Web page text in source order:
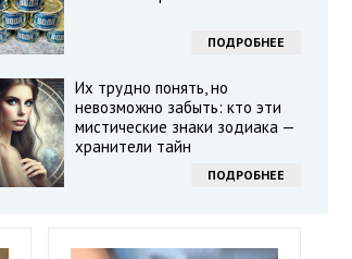
ПОДРОБНЕЕ
Их трудно понять, но
невозможно забыть: кто эти
мистические знаки зодиака —
хранители тайн
ПОДРОБНЕЕ